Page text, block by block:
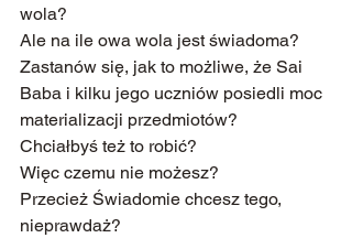
wola?
Ale na ile owa wola jest świadoma?
Zastanów się, jak to możliwe, że Sai
Baba i kilku jego uczniów posiedli moc
materializacji przedmiotów?
Chciałbyś też to robić?
Więc czemu nie możesz?
Przecież Świadomie chcesz tego,
nieprawdaż?